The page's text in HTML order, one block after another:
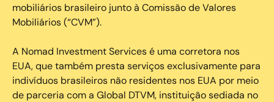
mobiliários brasileiro junto à Comissão de Valores
Mobiliários (“CVM”).
‍A Nomad Investment Services é uma corretora nos
EUA, que também presta serviços exclusivamente para
indivíduos brasileiros não residentes nos EUA por meio
de parceria com a Global DTVM, instituição sediada no